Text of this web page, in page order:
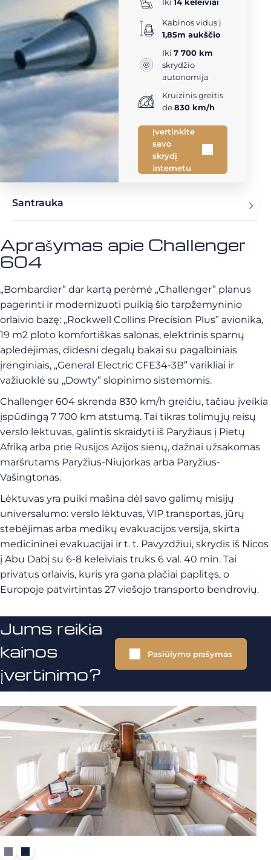
Kabinos vidus į
1,85m aukščio
Iki 7 700 km
skrydžio
autonomija
Kruizinis greitis
de830 km/h
Įvertinkite
savo
skrydį
internetu
Santrauka
Aprašymas apie Challenger
604
„Bombardier” dar kartą perėmė „Challenger” planus
pagerinti ir modernizuoti puikią šio tarpžemyninio
orlaivio bazę: „Rockwell Collins Precision Plus” avionika,
19 m2 ploto komfortiškas salonas, elektrinis sparnų
apledėjimas, didesni degalų bakai su pagalbiniais
įrenginiais, „General Electric CFE34-3B” varikliai ir
važiuoklė su „Dowty” slopinimo sistemomis.
Challenger 604 skrenda 830 km/h greičiu, tačiau įveikia
įspūdingą 7 700 km atstumą. Tai tikras tolimųjų reisų
verslo lėktuvas, galintis skraidyti iš Paryžiaus į Pietų
Afriką arba prie Rusijos Azijos sienų, dažnai užsakomas
maršrutams Paryžius-Niujorkas arba Paryžius-
Vašingtonas.
Lėktuvas yra puiki mašina dėl savo galimų misijų
universalumo: verslo lėktuvas, VIP transportas, jūrų
stebėjimas arba medikų evakuacijos versija, skirta
medicininei evakuacijai ir t. t. Pavyzdžiui, skrydis iš Nicos
į Abu Dabį su 6-8 keleiviais truks 6 val. 40 min. Tai
privatus orlaivis, kuris yra gana plačiai paplitęs, o
Europoje patvirtintas 27 viešojo transporto bendrovių.
Jums reikia
kainos
įvertinimo?
Pasiūlymo prašymas